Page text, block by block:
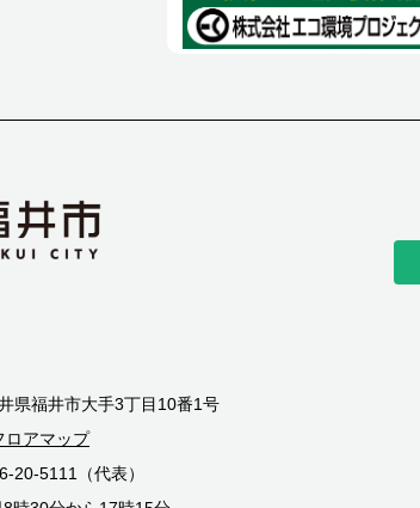
県福井市大手3丁目10番1号
ロアマップ
5111（代表）